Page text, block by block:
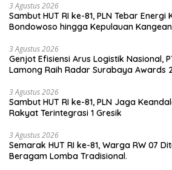
3 Agustus 2026
Sambut HUT RI ke-81, PLN Tebar
Bondowoso hingga Kepulauan Kangean
3 Agustus 2026
Genjot Efisiensi Arus Logistik Nasional,
Lamong Raih Radar Surabaya Awards
3 Agustus 2026
Sambut HUT RI ke-81, PLN Jaga
Rakyat Terintegrasi 1 Gresik
3 Agustus 2026
Semarak HUT RI ke-81, Warga RW 07
Beragam Lomba Tradisional.